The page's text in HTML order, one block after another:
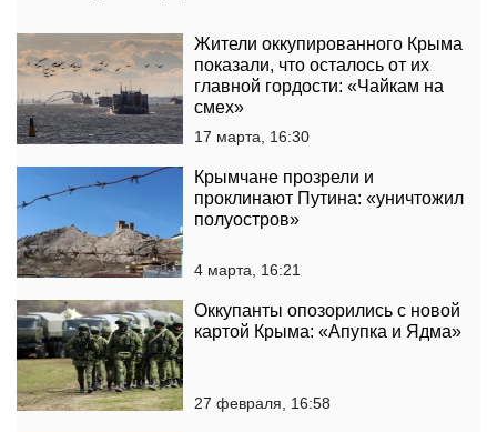
Жители оккупированного Крыма
показали, что осталось от их
главной гордости: «Чайкам на
смех»
17 марта, 16:30
Крымчане прозрели и
проклинают Путина: «уничтожил
полуостров»
4 марта, 16:21
Оккупанты опозорились с новой
картой Крыма: «Апупка и Ядма»
27 февраля, 16:58